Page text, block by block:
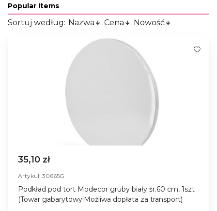
Popular Items
Sortuj według: Nazwa Cena Nowość
35,10 zł
Artykuł: 30665G
Podkład pod tort Modecor gruby biały śr.60 cm, 1szt
(Towar gabarytowy!Możliwa dopłata za transport)